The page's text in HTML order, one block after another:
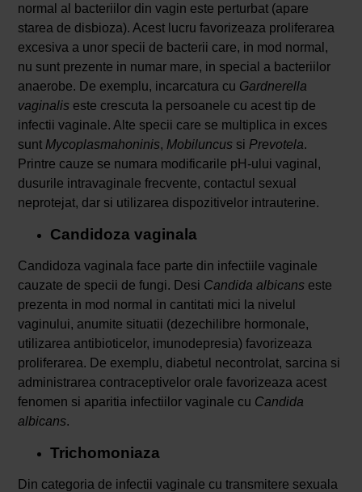
normal al bacteriilor din vagin este perturbat (apare
starea de disbioza). Acest lucru favorizeaza proliferarea
excesiva a unor specii de bacterii care, in mod normal,
nu sunt prezente in numar mare, in special a bacteriilor
anaerobe. De exemplu, incarcatura cu Gardnerella
vaginalis este crescuta la persoanele cu acest tip de
infectii vaginale. Alte specii care se multiplica in exces
sunt Mycoplasmahoninis, Mobiluncus si Prevotela.
Printre cauze se numara modificarile pH-ului vaginal,
dusurile intravaginale frecvente, contactul sexual
neprotejat, dar si utilizarea dispozitivelor intrauterine.
Candidoza vaginala
Candidoza vaginala face parte din infectiile vaginale
cauzate de specii de fungi. Desi Candida albicanseste
prezenta in mod normal in cantitati mici la nivelul
vaginului, anumite situatii (dezechilibre hormonale,
utilizarea antibioticelor, imunodepresia) favorizeaza
proliferarea. De exemplu, diabetul necontrolat, sarcina si
administrarea contraceptivelor orale favorizeaza acest
fenomen si aparitia infectiilor vaginale cu Candida
albicans.
Trichomoniaza
Din categoria de infectii vaginale cu transmitere sexuala